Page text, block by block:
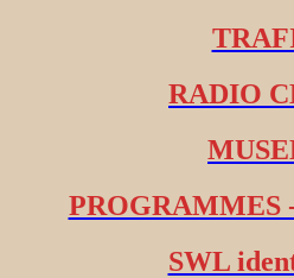
RADIO
PROGRAMMES
SWL